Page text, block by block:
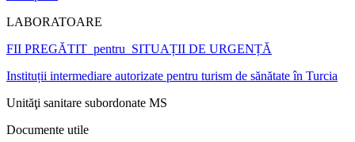
LABORATOARE
FII PREGĂTIT pentru SITUAȚII DE URGENȚĂ
Instituții intermediare autorizate pentru turism de sănătate în Turcia
Unităţi sanitare subordonate MS
Documente utile